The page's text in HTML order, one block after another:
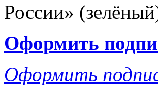
Оформить
Оформить